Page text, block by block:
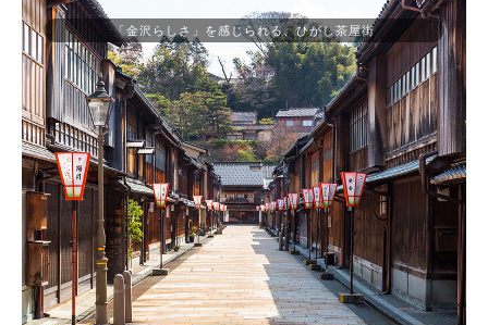
「金沢らしさ」を感じられる、ひがし茶屋街